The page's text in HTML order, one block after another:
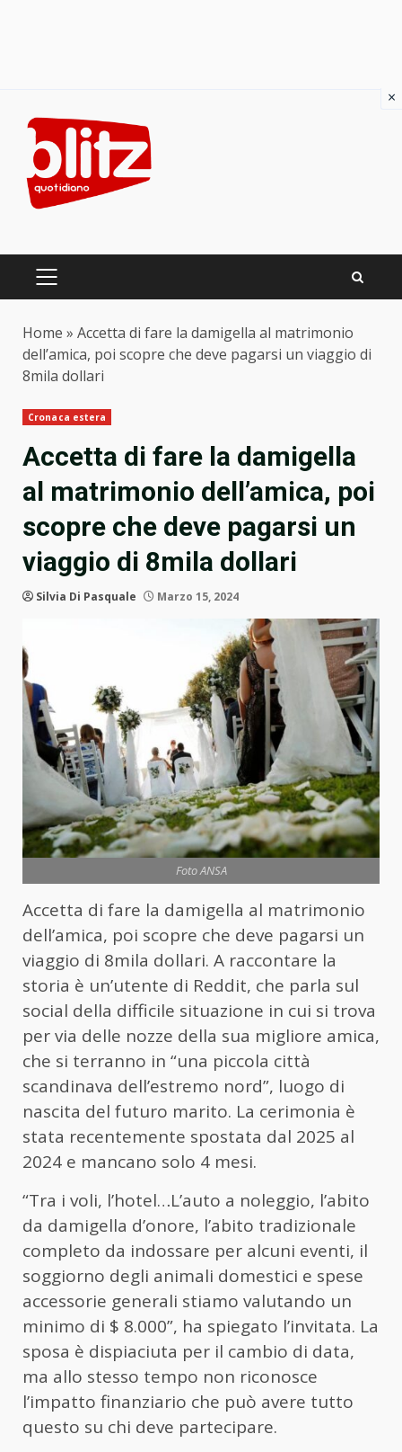
content
PRIMARY
Home » Accetta di fare la damigella al matrimonio
dell’amica, poi scopre che deve pagarsi un viaggio di
8mila dollari
Cronaca estera
Accetta di fare la damigella
al matrimonio dell’amica, poi
scopre che deve pagarsi un
viaggio di 8mila dollari
Silvia Di Pasquale Marzo 15, 2024
Foto ANSA
Accetta di fare la damigella al matrimonio
dell’amica, poi scopre che deve pagarsi un
viaggio di 8mila dollari. A raccontare la
storia è un’utente di Reddit, che parla sul
social della difficile situazione in cui si trova
per via delle nozze della sua migliore amica,
che si terranno in “una piccola città
scandinava dell’estremo nord”, luogo di
nascita del futuro marito. La cerimonia è
stata recentemente spostata dal 2025 al
2024 e mancano solo 4 mesi.
“Tra i voli, l’hotel…L’auto a noleggio, l’abito
da damigella d’onore, l’abito tradizionale
completo da indossare per alcuni eventi, il
soggiorno degli animali domestici e spese
accessorie generali stiamo valutando un
minimo di $ 8.000”, ha spiegato l’invitata. La
sposa è dispiaciuta per il cambio di data,
ma allo stesso tempo non riconosce
l’impatto finanziario che può avere tutto
questo su chi deve partecipare.
×